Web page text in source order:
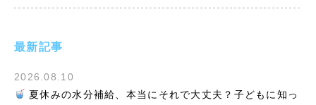
最新記事
2026.08.10
夏休みの水分補給、本当にそれで大丈夫？子どもに知っ